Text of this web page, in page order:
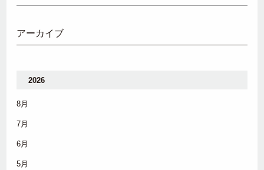
アーカイブ
2026
8月
7月
6月
5月